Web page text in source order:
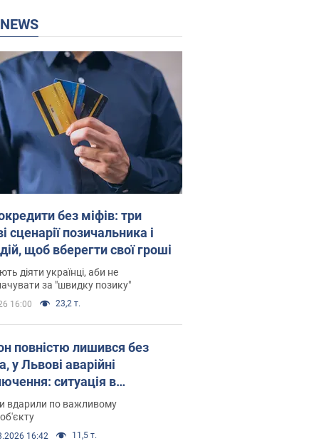
NEWS
без міфів: три
сценарії позичальника і
щоб вберегти свої гроші
діяти українці, аби не
за "швидку позику"
16:00 23,2 т.
повністю лишився без
у Львові аварійні
ситуація в
6 серпня
вдарили по важливому
16:42 11,5 т.